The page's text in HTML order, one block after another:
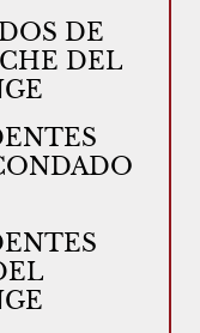
DE
DEL